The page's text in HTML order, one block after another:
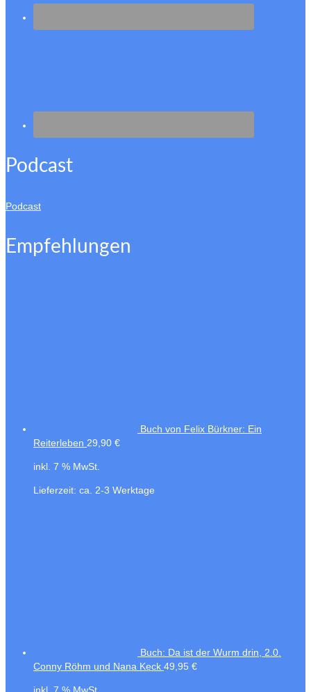
Podcast
Podcast
Empfehlungen
Buch von Felix Bürkner: Ein
Reiterleben 29,90 €
inkl. 7 % MwSt.
Lieferzeit: ca. 2-3 Werktage
Buch: Da ist der Wurm drin, 2.0.
Conny Röhm und Nana Keck 49,95 €